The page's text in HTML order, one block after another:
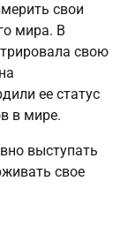
свои
мира. В
свою
ее статус
в мире.
выступать
свое